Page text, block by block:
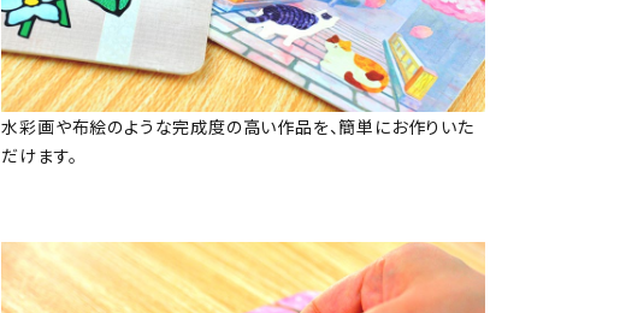
水彩画や布絵のような完成度の高い作品を、簡単にお作りいた
だけます。